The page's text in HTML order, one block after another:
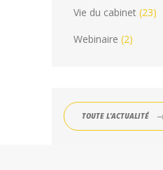
Vie du cabinet (23)
Webinaire (2)
TOUTE L'ACTUALITÉ